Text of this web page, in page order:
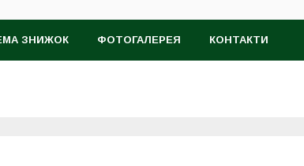
ЗНИЖОК ФОТОГАЛЕРЕЯ КОНТАКТИ